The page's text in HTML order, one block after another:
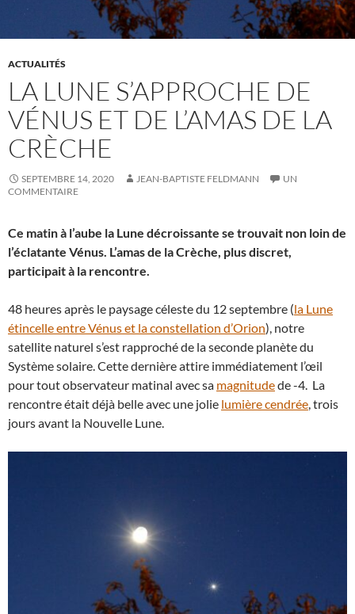
ACTUALITÉS
LA LUNE S’APPROCHE DE
VÉNUS ET DE L’AMAS DE LA
CRÈCHE
SEPTEMBRE 14, 2020 JEAN-BAPTISTE FELDMANN
UN
COMMENTAIRE
Ce matin à l’aube la Lune décroissante se trouvait non loin de
l’éclatante Vénus. L’amas de la Crèche, plus discret,
participait à la rencontre.
48 heures après le paysage céleste du 12 septembre (la Lune
étincelle entre Vénus et la constellation d’Orion), notre
satellite naturel s’est rapproché de la seconde planète du
Système solaire. Cette dernière attire immédiatement l’œil
pour tout observateur matinal avec sa magnitudede -4. La
rencontre était déjà belle avec une jolie lumière cendrée, trois
jours avant la Nouvelle Lune.